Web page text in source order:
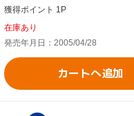
獲得ポイント 1P
在庫あり
発売年月日：2005/04/28
カートへ追加